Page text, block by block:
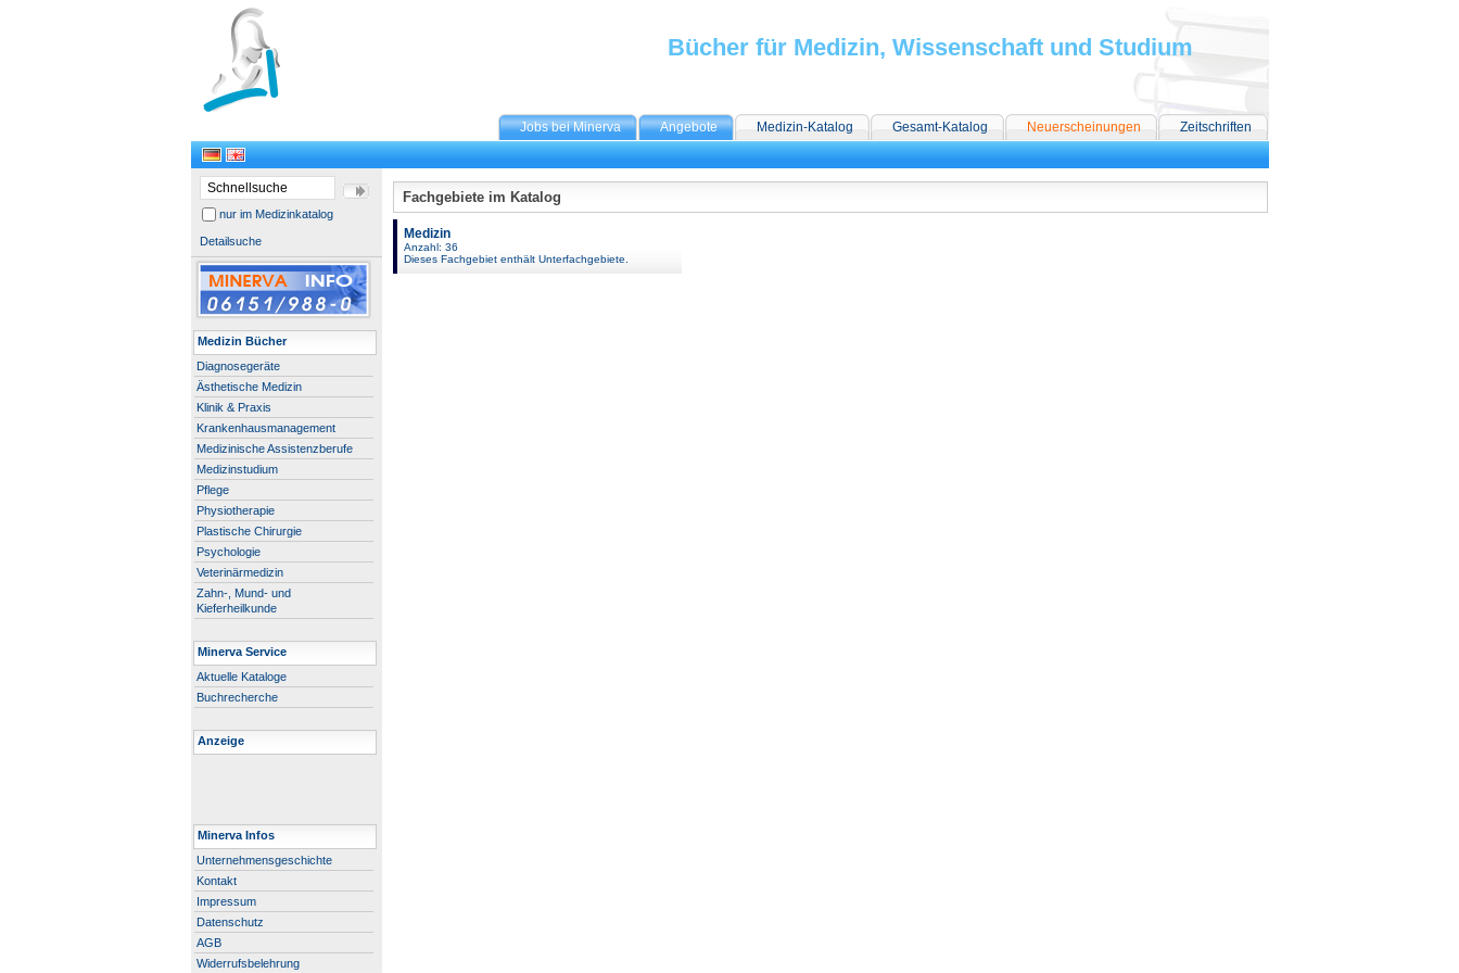
Jobs bei Minerva Angebote Medizin-Katalog Gesamt-Katalog Neuerscheinungen Zeitschriften
Bücher für Medizin, Wissenschaft und Studium
nur im Medizinkatalog
Detailsuche
Medizin Bücher
Diagnosegeräte
Ästhetische Medizin
Klinik & Praxis
Krankenhausmanagement
Medizinische Assistenzberufe
Medizinstudium
Pflege
Physiotherapie
Plastische Chirurgie
Psychologie
Veterinärmedizin
Zahn-, Mund- und
Kieferheilkunde
Minerva Service
Aktuelle Kataloge
Buchrecherche
Anzeige
Minerva Infos
Unternehmensgeschichte
Kontakt
Impressum
Datenschutz
AGB
Widerrufsbelehrung
Fachgebiete im Katalog
Medizin
Anzahl: 36
Dieses Fachgebiet enthält Unterfachgebiete.